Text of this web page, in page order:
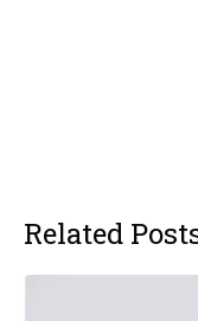
Related